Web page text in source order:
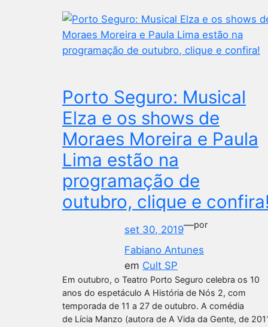
Porto Seguro: Musical
Elza e os shows de
Moraes Moreira e Paula
Lima estão na
programação de
outubro, clique e
set 30, 2019—por
Fabiano Antunes
em Cult SP
Em outubro, o Teatro Porto Seguro celebra os 10
anos do espetáculo A História de Nós 2, com
temporada de 11 a 27 de outubro. A comédia
de Lícia Manzo (autora de A Vida da Gente, de